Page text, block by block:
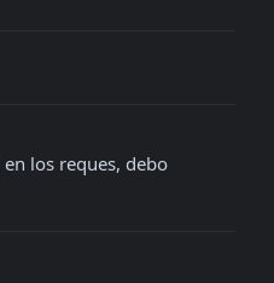
los reques, debo